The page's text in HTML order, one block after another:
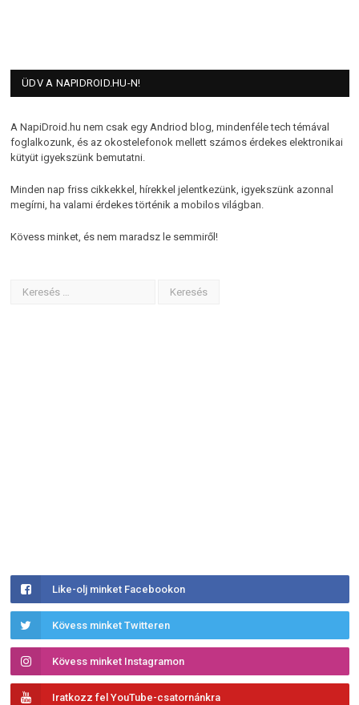
ÜDV A NAPIDROID.HU-N!
A NapiDroid.hu nem csak egy Andriod blog, mindenféle tech témával
foglalkozunk, és az okostelefonok mellett számos érdekes elektronikai
kütyüt igyekszünk bemutatni.
Minden nap friss cikkekkel, hírekkel jelentkezünk, igyekszünk azonnal
megírni, ha valami érdekes történik a mobilos világban.
Kövess minket, és nem maradsz le semmiről!
Like-olj minket Facebookon
Kövess minket Twitteren
Kövess minket Instagramon
Iratkozz fel YouTube-csatornánkra